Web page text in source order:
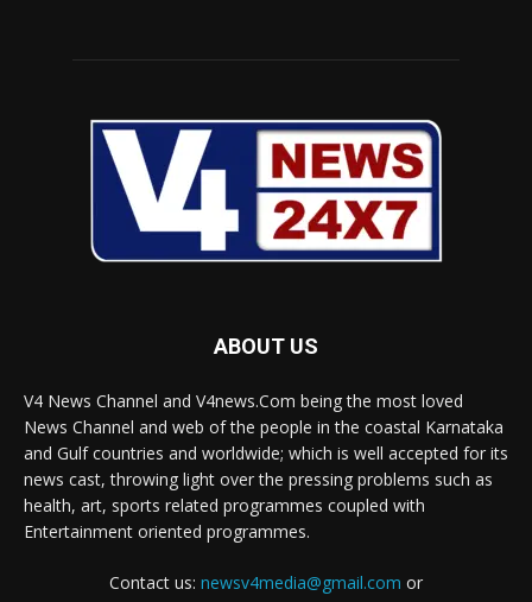
ABOUT US
V4 News Channel and V4news.Com being the most loved
News Channel and web of the people in the coastal Karnataka
and Gulf countries and worldwide; which is well accepted for its
news cast, throwing light over the pressing problems such as
health, art, sports related programmes coupled with
Entertainment oriented programmes.
Contact us: newsv4media@gmail.com or